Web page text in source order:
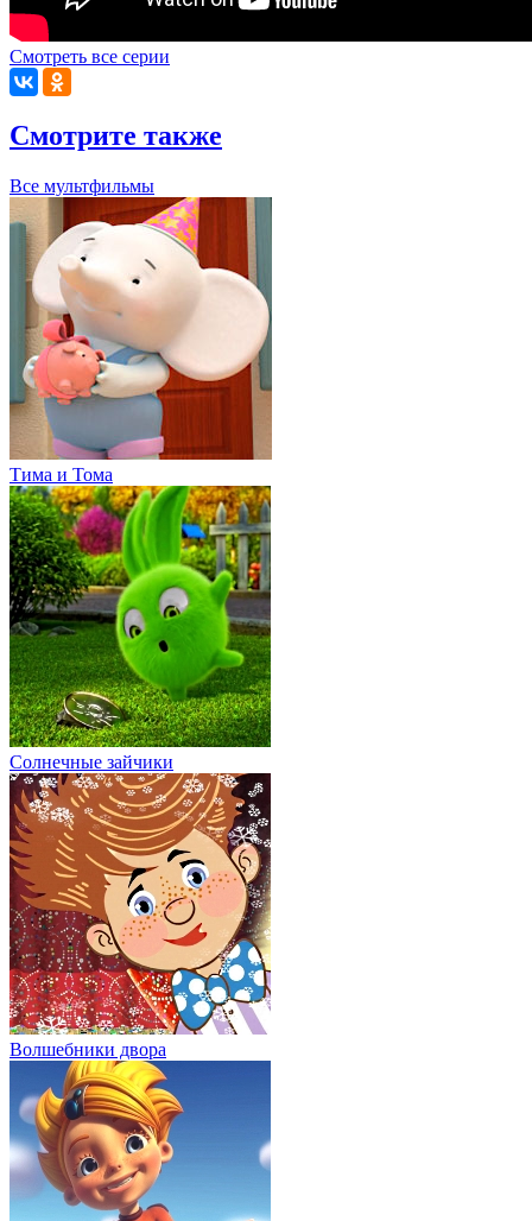
Смотреть все серии
Смотрите также
Все мультфильмы
Тима и Тома
Солнечные зайчики
Волшебники двора